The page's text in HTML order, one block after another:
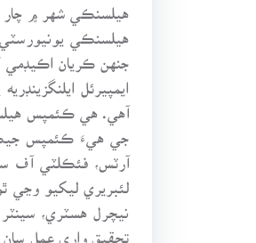
هيلسنڪي شهر ۾ چار
ايمپيرئل
آهي. هي ڪئمپس
جي هيءَ ڪئمپس
آرٽس، فئڪلٽي آف
لئبريري ليکيو وڃي
نيچرل هسٽري،
تحقيق واري عمل سان